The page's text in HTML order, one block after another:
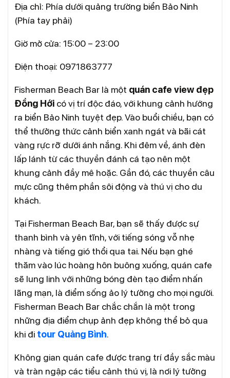
Địa chỉ: Phía dưới quảng trường biển Bảo Ninh
(Phía tay phải)
Giờ mở cửa: 15:00 – 23:00
Điện thoại: 0971863777
Fisherman Beach Bar là một quán cafe view đẹp
Đồng Hới có vị trí độc đáo, với khung cảnh hướng
ra biển Bảo Ninh tuyệt đẹp. Vào buổi chiều, bạn có
thể thưởng thức cảnh biển xanh ngát và bãi cát
vàng rực rỡ dưới ánh nắng. Khi đêm về, ánh đèn
lấp lánh từ các thuyền đánh cá tạo nên một
khung cảnh đầy mê hoặc. Gần đó, các thuyền câu
mực cũng thêm phần sôi động và thú vị cho du
khách.
Tại Fisherman Beach Bar, bạn sẽ thấy được sự
thanh bình và yên tĩnh, với tiếng sóng vỗ nhẹ
nhàng và tiếng gió thổi qua tai. Nếu bạn ghé
thăm vào lúc hoàng hôn buông xuống, quán cafe
sẽ lung linh với những bóng đèn tạo điểm nhấn
lãng mạn, là điểm sống ảo lý tưởng cho mọi người.
Fisherman Beach Bar chắc chắn là một trong
những địa điểm chụp ảnh đẹp không thể bỏ qua
khi đi tour Quảng Bình.
Không gian quán cafe được trang trí đầy sắc màu
và tràn ngập các tiểu cảnh thú vị, là nơi lý tưởng